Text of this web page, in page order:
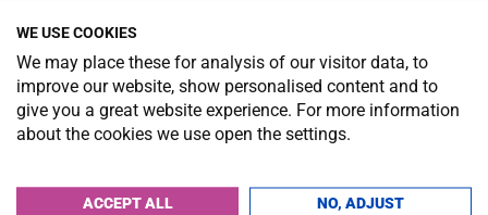
WE USE COOKIES
We may place these for analysis of our visitor data, to
improve our website, show personalised content and to
give you a great website experience. For more information
about the cookies we use open the settings.
ACCEPT ALL NO, ADJUST